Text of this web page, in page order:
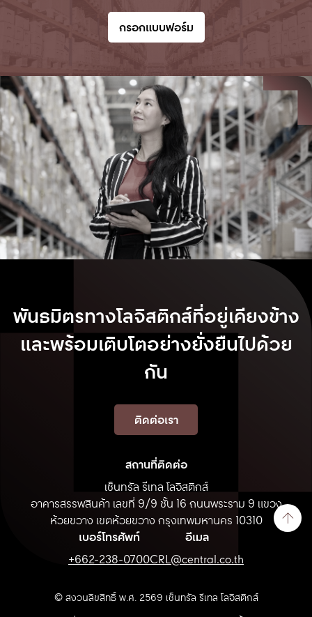
กรอกแบบฟอร์ม
พันธมิตรทางโลจิสติกส์ที่อยู่เคียงข้าง
และพร้อมเติบโตอย่างยั่งยืนไปด้วย
กัน
ติดต่อเรา
สถานที่ติดต่อ
เซ็นทรัล รีเทล โลจิสติกส์
อาคารสรรพสินค้า เลขที่ 9/9 ชั้น 16 ถนนพระราม 9 แขวง
ห้วยขวาง เขตห้วยขวาง กรุงเทพมหานคร 10310
เบอร์โทรศัพท์
+662-238-0700
อีเมล
CRL@central.co.th
© สงวนลิขสิทธิ์ พ.ศ. 2569 เซ็นทรัล รีเทล โลจิสติกส์